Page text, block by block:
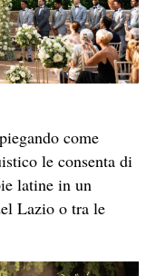
come
le consenta di
latine in un
Lazio o tra le